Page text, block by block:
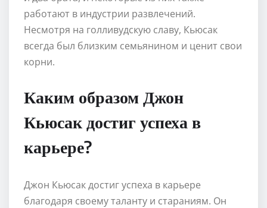
работают в индустрии развлечений.
Несмотря на голливудскую славу, Кьюсак
всегда был близким семьянином и ценит свои
корни.
Каким образом Джон
Кьюсак достиг успеха в
карьере?
Джон Кьюсак достиг успеха в карьере
благодаря своему таланту и стараниям. Он